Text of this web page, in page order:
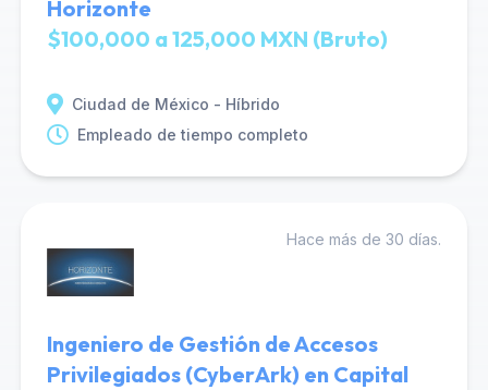
Horizonte
$100,000 a 125,000 MXN (Bruto)
Ciudad de México - Híbrido
Empleado de tiempo completo
Hace más de 30 días.
Ingeniero de Gestión de Accesos
Privilegiados (CyberArk) en Capital